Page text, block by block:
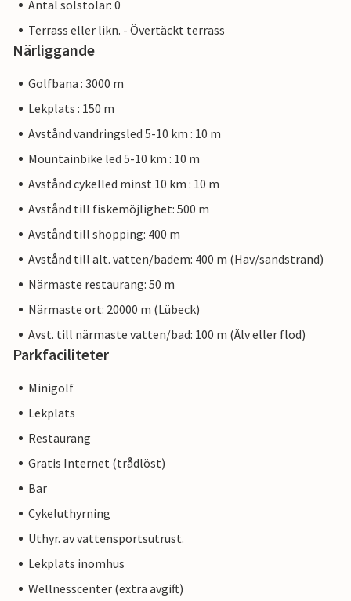
Antal solstolar: 0
Terrass eller likn. - Övertäckt terrass
Närliggande
Golfbana : 3000 m
Lekplats : 150 m
Avstånd vandringsled 5-10 km : 10 m
Mountainbike led 5-10 km : 10 m
Avstånd cykelled minst 10 km : 10 m
Avstånd till fiskemöjlighet: 500 m
Avstånd till shopping: 400 m
Avstånd till alt. vatten/badem: 400 m (Hav/sandstrand)
Närmaste restaurang: 50 m
Närmaste ort: 20000 m (Lübeck)
Avst. till närmaste vatten/bad: 100 m (Älv eller flod)
Parkfaciliteter
Minigolf
Lekplats
Restaurang
Gratis Internet (trådlöst)
Bar
Cykeluthyrning
Uthyr. av vattensportsutrust.
Lekplats inomhus
Wellnesscenter (extra avgift)